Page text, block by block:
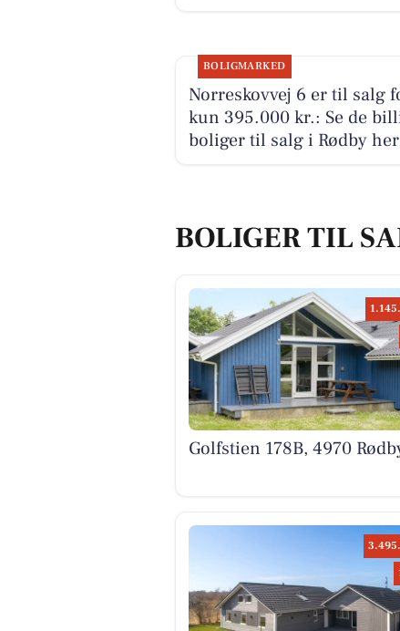
BOLIGMARKED
Norreskovvej 6 er til salg
kun 395.000 kr.: Se de
boliger til salg i Rødby her
BOLIGER TIL
Golfstien 178B, 4970